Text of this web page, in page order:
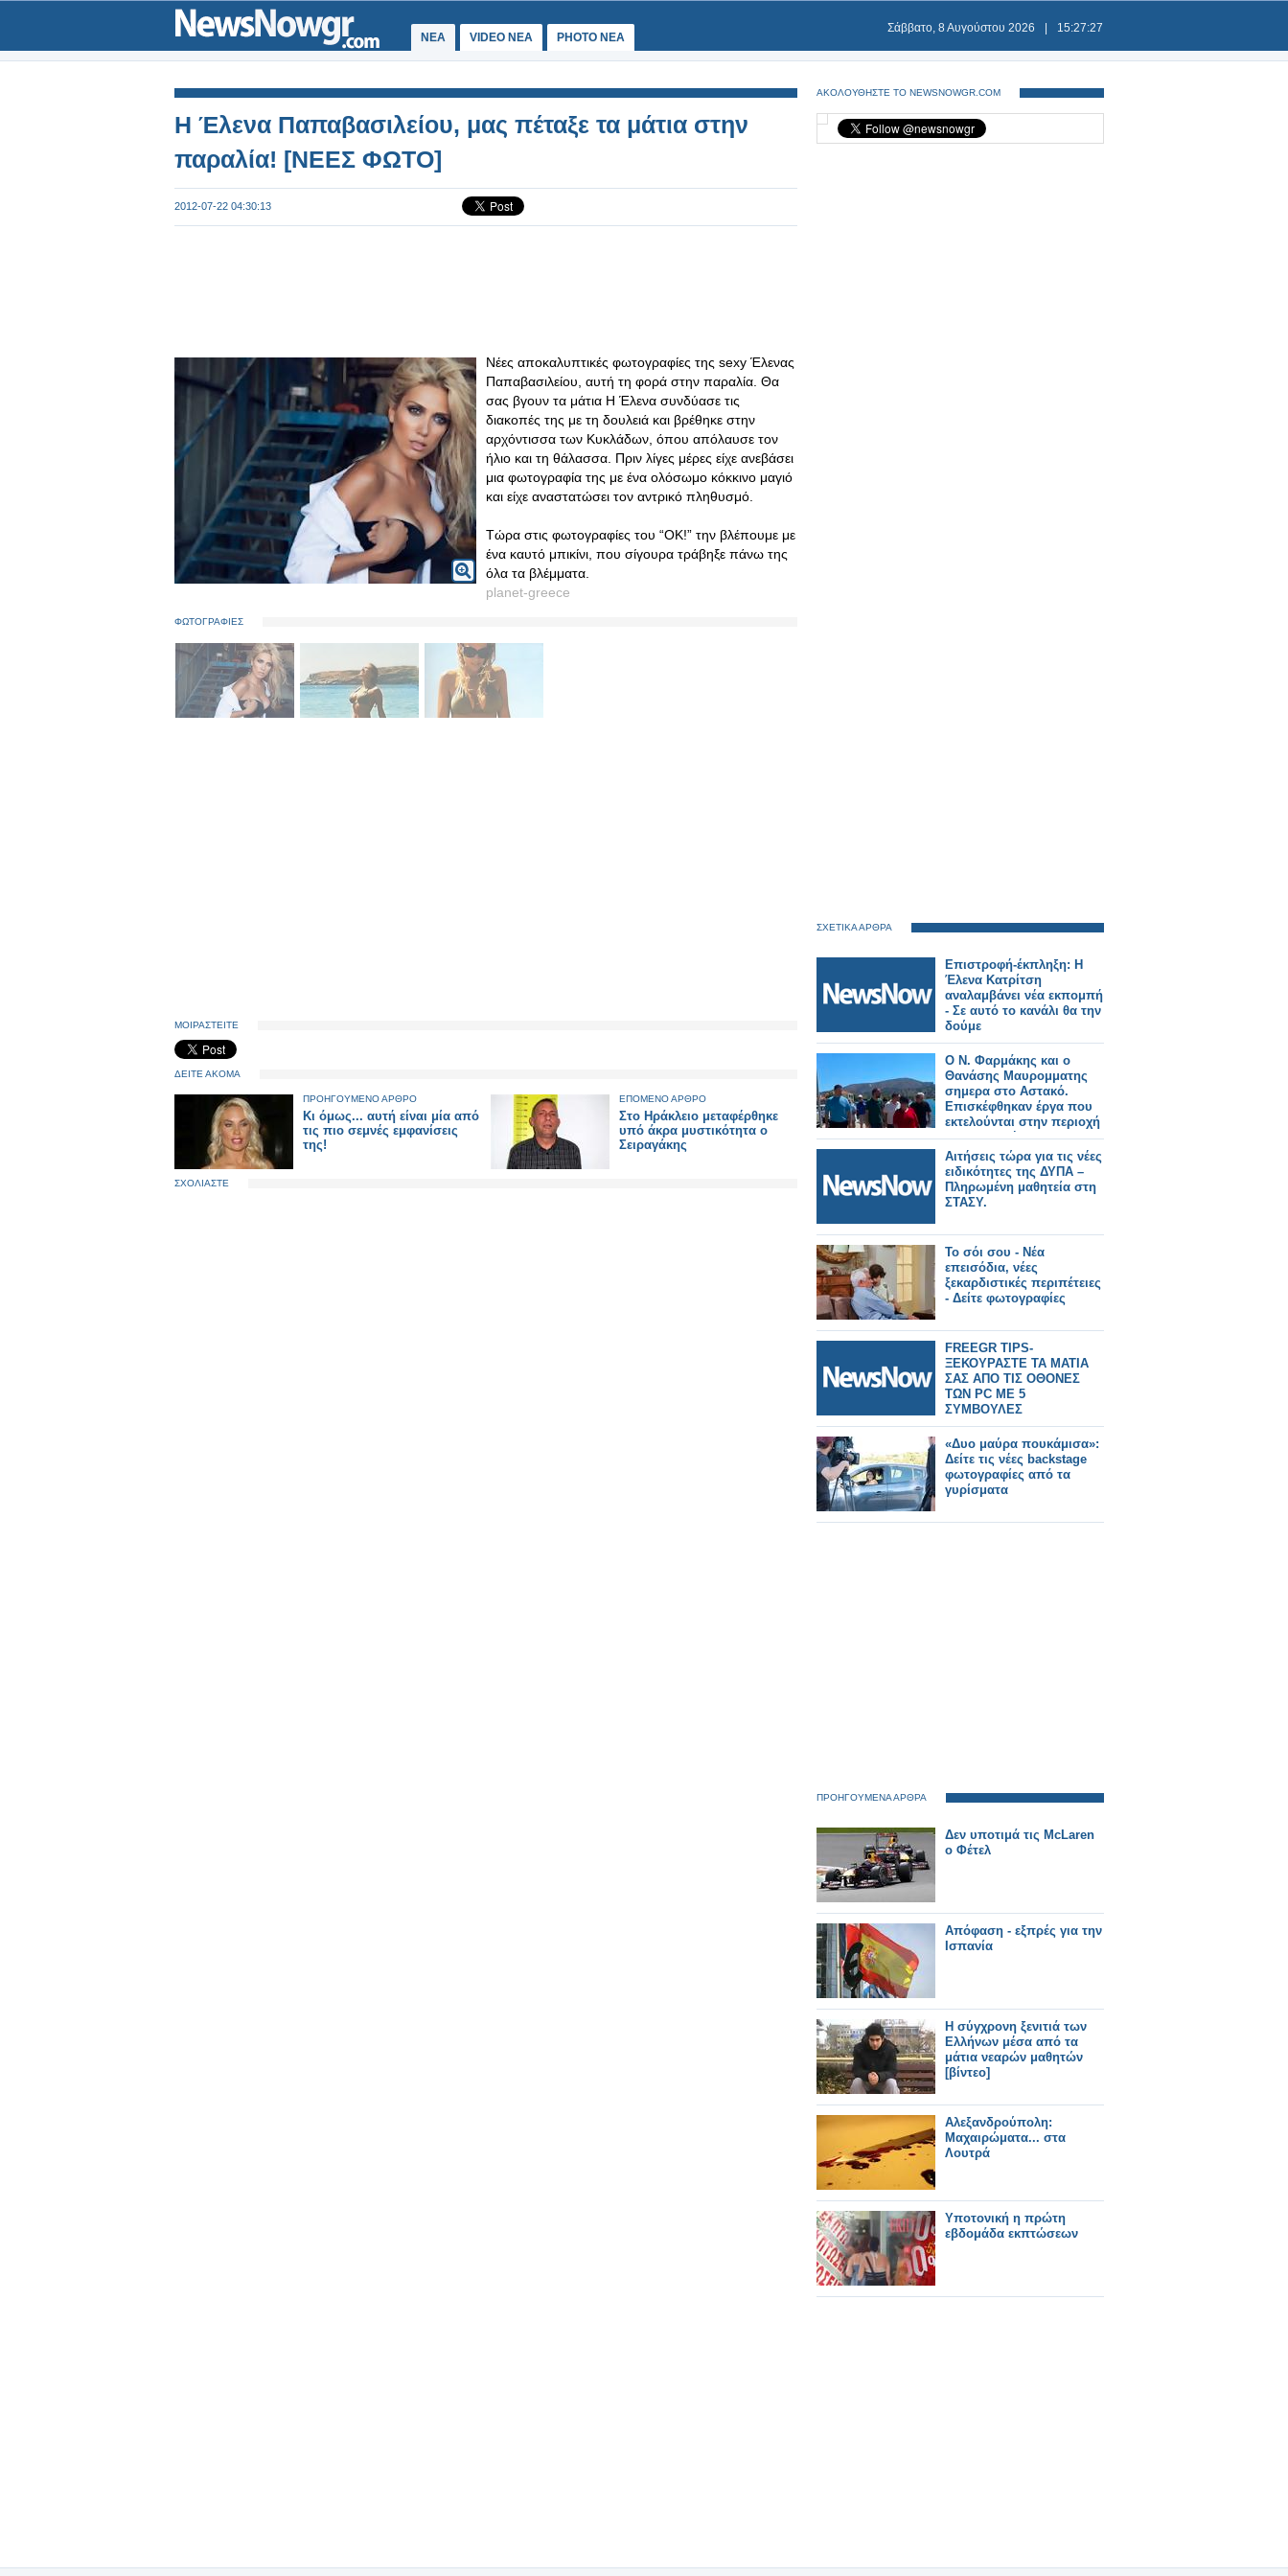
ΝΕΑ VIDEO NEA PHOTO NEA
Σάββατο, 8 Αυγούστου 2026 15:27:28
Η Έλενα Παπαβασιλείου, μας πέταξε τα μάτια στην
παραλία! [ΝΕΕΣ ΦΩΤΟ]
2012-07-22 04:30:13
Νέες αποκαλυπτικές φωτογραφίες της sexy Έλενας
Παπαβασιλείου, αυτή τη φορά στην παραλία. Θα
σας βγουν τα μάτια Η Έλενα συνδύασε τις
διακοπές της με τη δουλειά και βρέθηκε στην
αρχόντισσα των Κυκλάδων, όπου απόλαυσε τον
ήλιο και τη θάλασσα. Πριν λίγες μέρες είχε ανεβάσει
μια φωτογραφία της με ένα ολόσωμο κόκκινο μαγιό
και είχε αναστατώσει τον αντρικό πληθυσμό.
Τώρα στις φωτογραφίες του “ΟΚ!” την βλέπουμε με
ένα καυτό μπικίνι, που σίγουρα τράβηξε πάνω της
όλα τα βλέμματα.
planet-greece
ΦΩΤΟΓΡΑΦΙΕΣ
ΜΟΙΡΑΣΤΕΙΤΕ
ΔΕΙΤΕ ΑΚΟΜΑ
ΠΡΟΗΓΟΥΜΕΝΟ ΑΡΘΡΟ
Κι όμως... αυτή είναι μία από
τις πιο σεμνές εμφανίσεις
της!
ΕΠΟΜΕΝΟ ΑΡΘΡΟ
Στο Ηράκλειο μεταφέρθηκε
υπό άκρα μυστικότητα ο
Σειραγάκης
ΣΧΟΛΙΑΣΤΕ
ΑΚΟΛΟΥΘΗΣΤΕ ΤΟ NEWSNOWGR.COM
ΣΧΕΤΙΚΑ ΑΡΘΡΑ
Επιστροφή-έκπληξη: Η
Έλενα Κατρίτση
αναλαμβάνει νέα εκπομπή
- Σε αυτό το κανάλι θα την
δούμε
Ο Ν. Φαρμάκης και ο
Θανάσης Μαυρομματης
σημερα στο Αστακό.
Επισκέφθηκαν έργα που
εκτελούνται στην περιοχή
και συναντήθηκαν με
φορείς και πολίτες (φωτο-
βιντεο)
Αιτήσεις τώρα για τις νέες
ειδικότητες της ΔΥΠΑ –
Πληρωμένη μαθητεία στη
ΣΤΑΣΥ.
Το σόι σου - Νέα
επεισόδια, νέες
ξεκαρδιστικές περιπέτειες
- Δείτε φωτογραφίες
FREEGR TIPS-
ΞΕΚΟΥΡΑΣΤΕ ΤΑ ΜΑΤΙΑ
ΣΑΣ ΑΠΟ ΤΙΣ ΟΘΟΝΕΣ
ΤΩΝ PC ME 5
ΣΥΜΒΟΥΛΕΣ
«Δυο μαύρα πουκάμισα»:
Δείτε τις νέες backstage
φωτογραφίες από τα
γυρίσματα
ΠΡΟΗΓΟΥΜΕΝΑ ΑΡΘΡΑ
Δεν υποτιμά τις McLaren
ο Φέτελ
Απόφαση - εξπρές για την
Ισπανία
Η σύγχρονη ξενιτιά των
Ελλήνων μέσα από τα
μάτια νεαρών μαθητών
[βίντεο]
Αλεξανδρούπολη:
Μαχαιρώματα... στα
Λουτρά
Υποτονική η πρώτη
εβδομάδα εκπτώσεων